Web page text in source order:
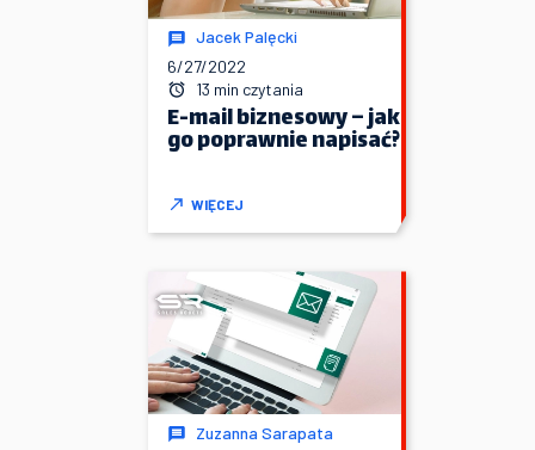
Jacek Palęcki
6/27/2022
13 min czytania
E-mail biznesowy – jak
go poprawnie napisać?
WIĘCEJ
Zuzanna Sarapata